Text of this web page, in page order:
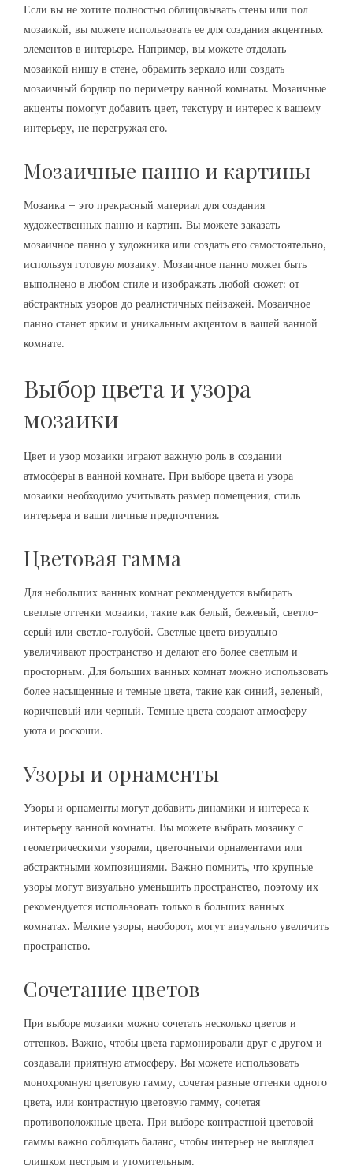
Если вы не хотите полностью облицовывать стены или пол
мозаикой, вы можете использовать ее для создания акцентных
элементов в интерьере. Например, вы можете отделать
мозаикой нишу в стене, обрамить зеркало или создать
мозаичный бордюр по периметру ванной комнаты. Мозаичные
акценты помогут добавить цвет, текстуру и интерес к вашему
интерьеру, не перегружая его.
Мозаичные панно и картины
Мозаика – это прекрасный материал для создания
художественных панно и картин. Вы можете заказать
мозаичное панно у художника или создать его самостоятельно,
используя готовую мозаику. Мозаичное панно может быть
выполнено в любом стиле и изображать любой сюжет: от
абстрактных узоров до реалистичных пейзажей. Мозаичное
панно станет ярким и уникальным акцентом в вашей ванной
комнате.
Выбор цвета и узора
мозаики
Цвет и узор мозаики играют важную роль в создании
атмосферы в ванной комнате. При выборе цвета и узора
мозаики необходимо учитывать размер помещения, стиль
интерьера и ваши личные предпочтения.
Цветовая гамма
Для небольших ванных комнат рекомендуется выбирать
светлые оттенки мозаики, такие как белый, бежевый, светло-
серый или светло-голубой. Светлые цвета визуально
увеличивают пространство и делают его более светлым и
просторным. Для больших ванных комнат можно использовать
более насыщенные и темные цвета, такие как синий, зеленый,
коричневый или черный. Темные цвета создают атмосферу
уюта и роскоши.
Узоры и орнаменты
Узоры и орнаменты могут добавить динамики и интереса к
интерьеру ванной комнаты. Вы можете выбрать мозаику с
геометрическими узорами, цветочными орнаментами или
абстрактными композициями. Важно помнить, что крупные
узоры могут визуально уменьшить пространство, поэтому их
рекомендуется использовать только в больших ванных
комнатах. Мелкие узоры, наоборот, могут визуально увеличить
пространство.
Сочетание цветов
При выборе мозаики можно сочетать несколько цветов и
оттенков. Важно, чтобы цвета гармонировали друг с другом и
создавали приятную атмосферу. Вы можете использовать
монохромную цветовую гамму, сочетая разные оттенки одного
цвета, или контрастную цветовую гамму, сочетая
противоположные цвета. При выборе контрастной цветовой
гаммы важно соблюдать баланс, чтобы интерьер не выглядел
слишком пестрым и утомительным.